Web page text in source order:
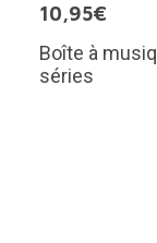
10,95€
Boîte à
séries